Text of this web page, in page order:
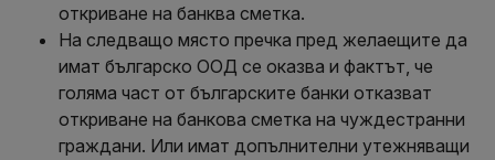
откриване на банква сметка.
На следващо място пречка пред желаещите да
имат българско ООД се оказва и фактът, че
голяма част от българските банки отказват
откриване на банкова сметка на чуждестранни
граждани. Или имат допълнителни утежняващи